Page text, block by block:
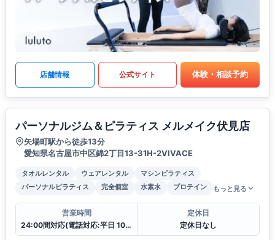
店舗情報 公式サイト 体験・相談予約
パーソナルジム＆ピラティス メルメイク伏見店
矢場町駅から徒歩13分
愛知県名古屋市中区錦2丁目13-31H-2VIVACE
タオルレンタル ウェアレンタル
マシンピラティス
パーソナルピラティス
完全個室 水素水 プロテイン もっと見る
営業時間
24:00間対応(電話対応:平日 10:00〜19:00
定休日
定休日なし